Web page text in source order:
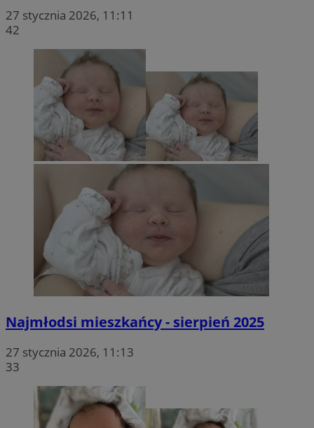
27 stycznia 2026, 11:11
42
Najmłodsi mieszkańcy - sierpień 2025
27 stycznia 2026, 11:13
33